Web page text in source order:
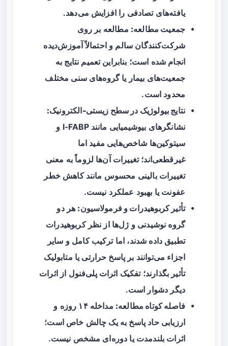
یافته‌های تصادفی را افزایش می‌دهد.
جمعیت مطالعه: مطالعه بر روی
شرکت‌کنندگان سالم و احتمالاً آموزش‌دیده
انجام شده است؛ بنابراین تعمیم نتایج به
جمعیت‌های بیمار یا گروه‌های سنی مختلف
محدود است.
نتایج بیولوژیک در سطح زیستی-الکترونیک:
نشانگرهای بیوشیمیایی مانند I-FABP و
سیتوکین‌ها شاخص‌هایی مفید اما
غیرقطعی‌اند؛ تغییرات آن‌ها لزوماً به معنی
تغییرات بالینی محسوس مانند کاهش خطر
عفونت یا بهبود عملکرد نیست.
تأثیر کربوهیدرات و فرمولاسیون: هر دو
گروه نوشیدنی و ژل‌ها از نظر کربوهیدرات
تطبیق داده شدند، اما ترکیب کامل و سایر
اجزاء می‌توانند بر پاسخ حرارتی یا متابولیک
تأثیر بگذارند؛ تفکیک اثرات پلی‌فنول از اثرات
دیگر دشوار است.
فاصله کوتاه مطالعه:
مداخله ۱۴ روزه و
ارزیابی حاد پاسخ به یک چالش خاص است؛
اثرات بلندمدت یا دوره‌ای مشخص نیست.